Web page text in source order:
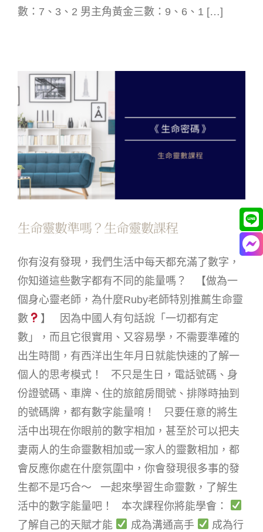
數：7、3、2 男主角黃金三數：9、6、1 […]
生命靈數準嗎？生命靈數課程
你有沒有發現，我們生活中每天都充滿了數字，
你知道這些數字都有不同的能量嗎？ 【做為一
個身心靈老師，為什麼Ruby老師特別推薦生命靈
數
】 因為中國人有句話說「一切都有定
數」，而且它很實用、又容易學，不需要準確的
出生時間，有西洋出生年月日就能快速的了解一
個人的思考模式！ 不只是生日，電話號碼、身
份證號碼、車牌、住的旅館房間號、排隊時抽到
的號碼牌，都有數字能量唷！ 只要任意的將生
活中出現在你眼前的數字相加，甚至於可以把夫
妻兩人的生命靈數相加或一家人的靈數相加，都
會反應你處在什麼氛圍中，你會發現很多事的發
生都不是巧合～ 一起來學習生命靈數，了解生
活中的數字能量吧！ 本次課程你將能學會：
了解自己的天賦才能
成為溝通高手
成為行